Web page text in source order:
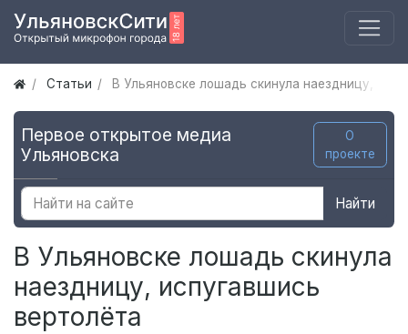
Статьи В Ульяновске лошадь скинула наездницу,
Первое открытое медиа
Ульяновска
О
проекте
Найти
В Ульяновске лошадь скинула
наездницу, испугавшись
вертолёта